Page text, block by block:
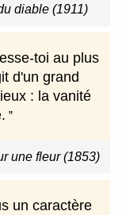
diable (1911)
toi au plus
d'un grand
: la vanité
une fleur (1853)
un caractère